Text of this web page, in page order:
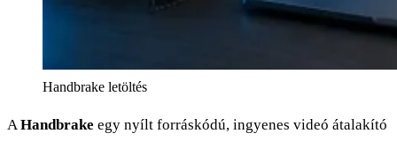
Handbrake letöltés
AHandbrake egy nyílt forráskódú, ingyenes videó átalakító